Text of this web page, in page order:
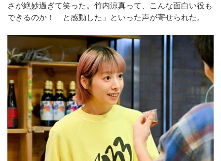
さが絶妙過ぎて笑った。竹内涼真って、こんな面白い役も
できるのか！ と感動した」といった声が寄せられた。